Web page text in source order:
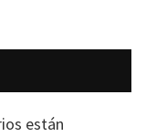
están